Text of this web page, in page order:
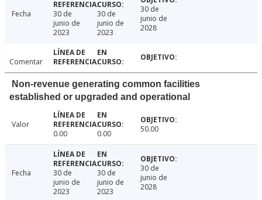
Fecha
30 de
junio de
2023
30 de
junio de
2023
30 de
junio de
2028
Comentar
Non-revenue generating common facilities
established or upgraded and operational
Valor
0.00
0.00 50.00
Fecha
30 de
junio de
2023
30 de
junio de
2023
30 de
junio de
2028